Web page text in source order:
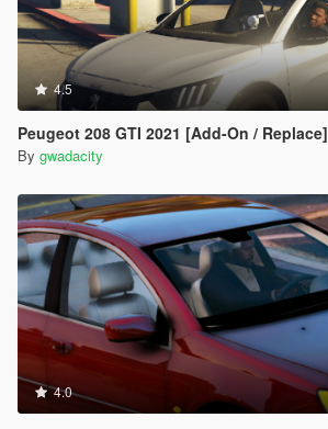
4.5
Peugeot 208 GTI 2021 [Add-On / Replace]
By gwadacity
4.0